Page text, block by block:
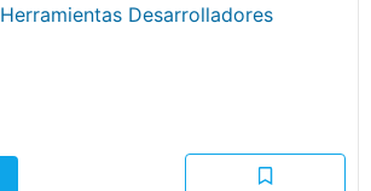
Herramientas Desarrolladores